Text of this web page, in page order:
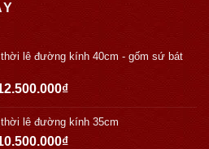
lê đường kính 40cm - gốm sứ bát
₫
lê đường kính 35cm
₫